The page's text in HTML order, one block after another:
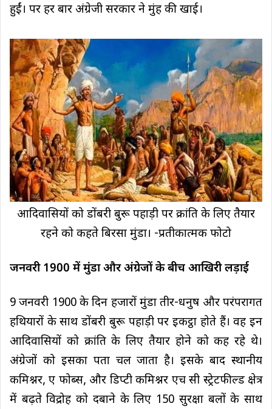
हुईं। पर हर बार अंग्रेजी सरकार ने मुंह की खाई।
आदिवासियों को डोंबरी बुरू पहाड़ी पर क्रांति के लिए तैयार
रहने को कहते बिरसा मुंडा। -प्रतीकात्मक फोटो
जनवरी 1900 में मुंडा और अंग्रेजों के बीच आखिरी लड़ाई
9 जनवरी 1900 के दिन हजारों मुंडा तीर-धनुष और परंपरागत
हथियारों के साथ डोंबरी बुरू पहाड़ी पर इकट्ठा होते हैं। वह इन
आदिवासियों को क्रांति के लिए तैयार होने को कह रहे थे।
अंग्रेजों को इसका पता चल जाता है। इसके बाद स्थानीय
कमिश्नर, ए फोब्स, और डिप्टी कमिश्नर एच सी स्ट्रेटफील्ड क्षेत्र
में बढ़ते विद्रोह को दबाने के लिए 150 सुरक्षा बलों के साथ